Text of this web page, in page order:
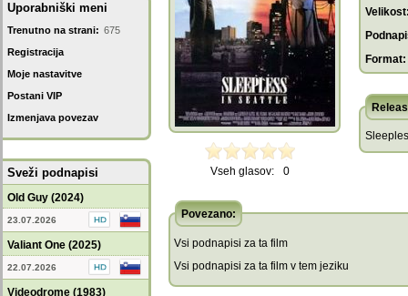
Uporabniški meni
Trenutno na strani: 675
Registracija
Moje nastavitve
Postani VIP
Izmenjava povezav
Sveži podnapisi
Old Guy (2024)
23.07.2026
Valiant One (2025)
22.07.2026
Videodrome (1983)
Vseh glasov: 0
Format:
Povezano:
Vsi podnapisi za ta film
Vsi podnapisi za ta film v tem jeziku